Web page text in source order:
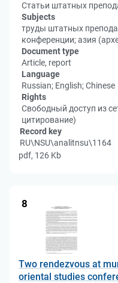
Статьи штатных
Subjects
труды штатных
конференции; азия
Document type
Article, report
Language
Russian; English; Chinese
Rights
Свободный доступ из
цитирование)
Record key
RU\NSU\analitnsu\1164
pdf, 126 Kb
8
Two rendezvous at
oriental studies